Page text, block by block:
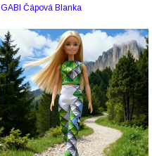
GABI Čápová Blanka